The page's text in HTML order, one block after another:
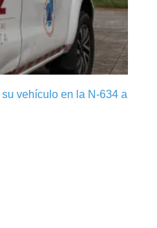
vehículo en la N-634 a